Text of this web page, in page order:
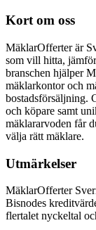
Kort om oss
MäklarOfferter är
som vill hitta,
branschen hjälper
mäklarkontor och
bostadsförsäljning.
och köpare samt
mäklararvoden får
välja rätt mäklare.
Utmärkelser
MäklarOfferter
Bisnodes
flertalet nyckeltal